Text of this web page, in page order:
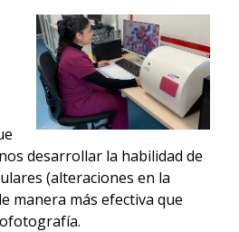
desarrollar la habilidad de
(alteraciones en la
manera más efectiva que